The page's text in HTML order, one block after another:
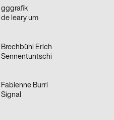
gggrafik
de leary um
Brechbühl Erich
Sennentuntschi
Fabienne Burri
Signal